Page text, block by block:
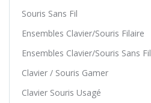
Souris Sans Fil
Ensembles Clavier/Souris Filaire
Ensembles Clavier/Souris Sans Fil
Clavier / Souris Gamer
Clavier Souris Usagé